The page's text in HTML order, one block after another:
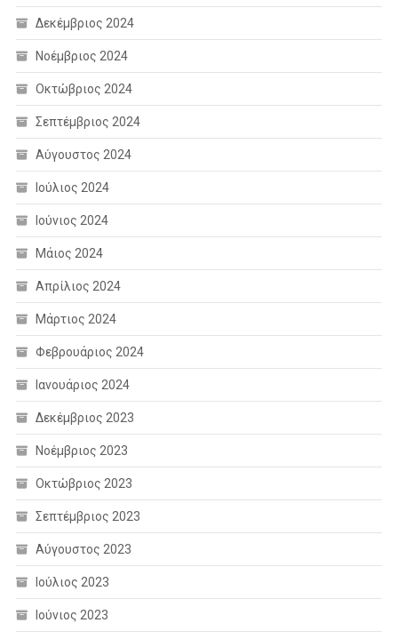
Δεκέμβριος 2024
Νοέμβριος 2024
Οκτώβριος 2024
Σεπτέμβριος 2024
Αύγουστος 2024
Ιούλιος 2024
Ιούνιος 2024
Μάιος 2024
Απρίλιος 2024
Μάρτιος 2024
Φεβρουάριος 2024
Ιανουάριος 2024
Δεκέμβριος 2023
Νοέμβριος 2023
Οκτώβριος 2023
Σεπτέμβριος 2023
Αύγουστος 2023
Ιούλιος 2023
Ιούνιος 2023